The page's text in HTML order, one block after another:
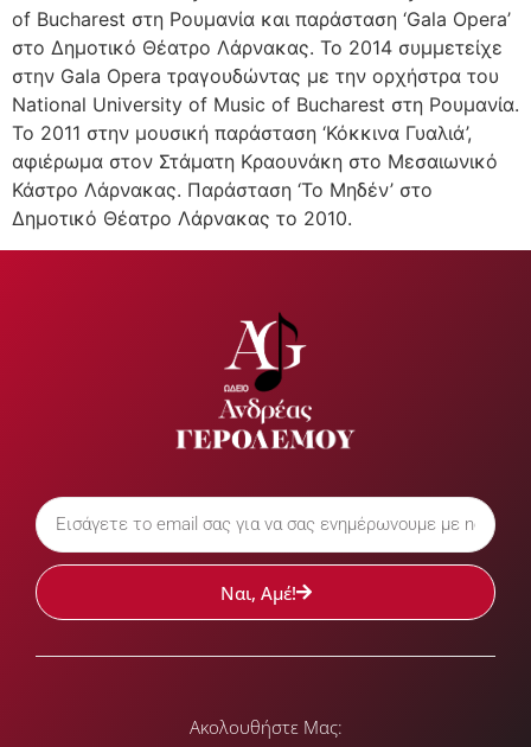
of Bucharest στη Ρουμανία και παράσταση ‘Gala Opera’
στο Δημοτικό Θέατρο Λάρνακας. Το 2014 συμμετείχε
στην Gala Opera τραγουδώντας με την ορχήστρα του
National University of Music of Bucharest στη Ρουμανία.
Το 2011 στην μουσική παράσταση ‘Κόκκινα Γυαλιά’,
αφιέρωμα στον Στάματη Κραουνάκη στο Μεσαιωνικό
Κάστρο Λάρνακας. Παράσταση ‘Το Μηδέν’ στο
Δημοτικό Θέατρο Λάρνακας το 2010.
Ναι, Αμέ!
Ακολουθήστε Μας: